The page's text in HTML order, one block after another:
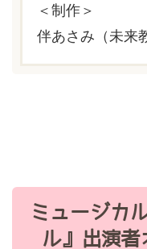
＜制作＞
伴あさみ（未来
ミュージカ
ル』出演